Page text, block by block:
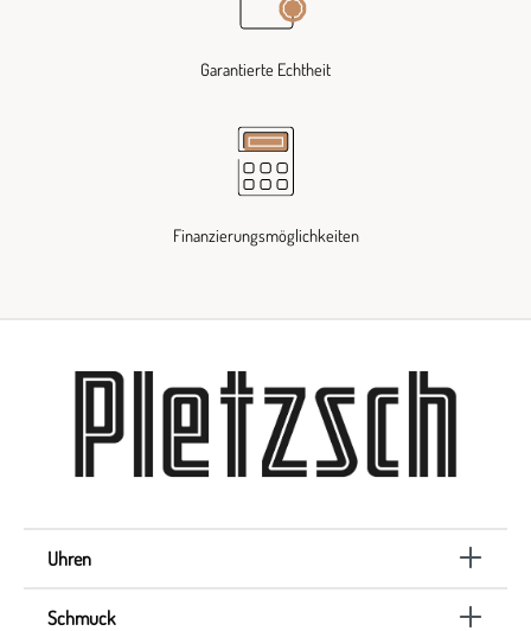
Garantierte Echtheit
Finanzierungsmöglichkeiten
Uhren
Schmuck